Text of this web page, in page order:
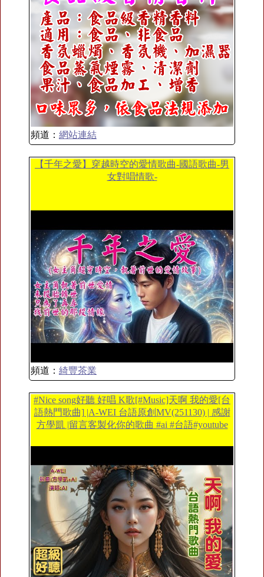
頻道： 網站連結
【千年之愛】穿越時空的愛情歌曲-國語歌曲-男
女對唱情歌-
頻道： 綺豐茶業
#Nice song好聽 好唱 K歌[#Music]天啊 我的愛[台
語熱門歌曲] |A-WEI 台語原創MV(251130) | 感謝
方學凱 |留言客製化你的歌曲 #ai #台語#youtube